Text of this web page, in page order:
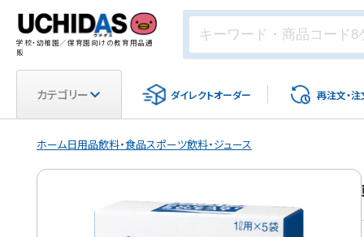
学校・幼稚園／保育園向けの教育用品通
販
カテゴリー ダイレクトオーダー 再注文・注
ホーム日用品飲料・食品スポーツ飲料・ジュース